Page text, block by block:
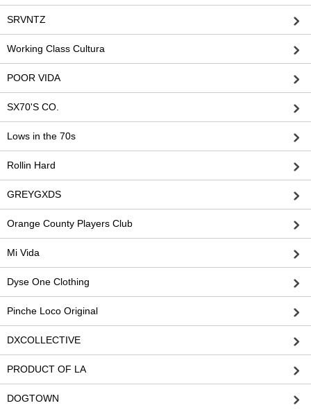
SRVNTZ
Working Class Cultura
POOR VIDA
SX70'S CO.
Lows in the 70s
Rollin Hard
GREYGXDS
Orange County Players Club
Mi Vida
Dyse One Clothing
Pinche Loco Original
DXCOLLECTIVE
PRODUCT OF LA
DOGTOWN